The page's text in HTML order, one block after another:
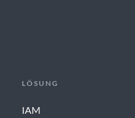
LÖSUNG
IAM